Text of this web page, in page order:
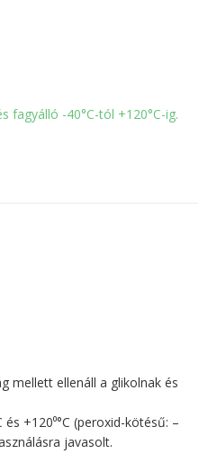
fagyálló -40°C-tól +120°C-ig.
mellett ellenáll a glikolnak és
+120⁰°C (peroxid-kötésű: –
javasolt.